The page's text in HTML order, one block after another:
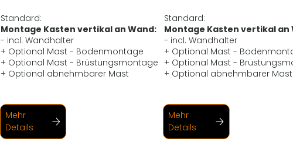
Standard:
Montage Kasten vertikal an Wand:
- incl. Wandhalter
+ Optional Mast - Bodenmontage
+ Optional Mast - Brüstungsmontage
+ Optional abnehmbarer Mast
Mehr
Details
Standard:
Montage Kasten vertikal an
- incl. Wandhalter
+ Optional Mast -
+ Optional Mast -
+ Optional abnehmbarer Mast
Mehr
Details